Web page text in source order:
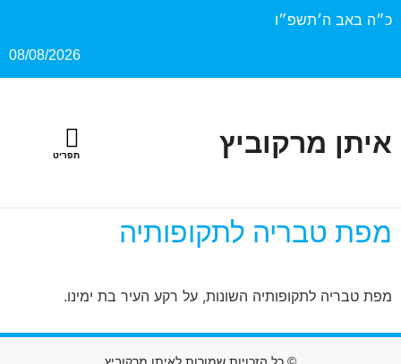
כ״ה באב ה׳תשפ״ו
08/08/2026
איתן מרקוביץ
מפת טבריה לתקופותיה
מפת טבריה לתקופותיה השונות, על רקע העיר בת ימינו.